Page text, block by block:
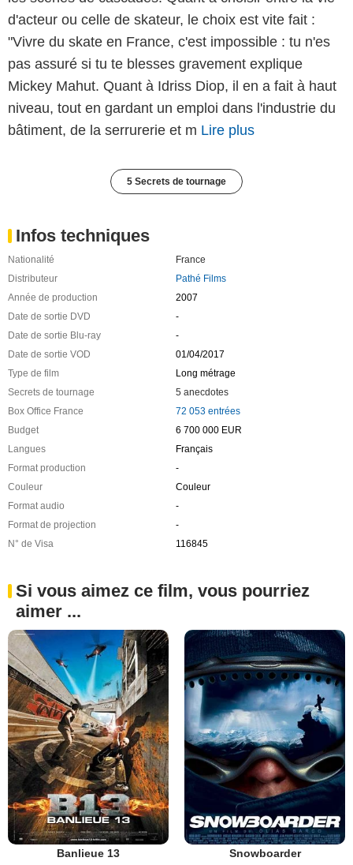
d'acteur ou celle de skateur, le choix est vite fait :
"Vivre du skate en France, c'est impossible : tu n'es
pas assuré si tu te blesses gravement explique
Mickey Mahut. Quant à Idriss Diop, il en a fait à haut
niveau, tout en gardant un emploi dans l'industrie du
bâtiment, de la serrurerie et m Lire plus
5 Secrets de tournage
Infos techniques
Nationalité
France
Distributeur
Pathé Films
Année de production
2007
Date de sortie DVD
-
Date de sortie Blu-ray
-
Date de sortie VOD
01/04/2017
Type de film
Long métrage
Secrets de tournage
5 anecdotes
Box Office France
72 053 entrées
Budget
6 700 000 EUR
Langues
Français
Format production
-
Couleur
Couleur
Format audio
-
Format de projection
-
N° de Visa
116845
Si vous aimez ce film, vous pourriez
aimer ...
Banlieue 13 Snowboarder